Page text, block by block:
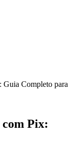
Guia Completo para
com Pix: